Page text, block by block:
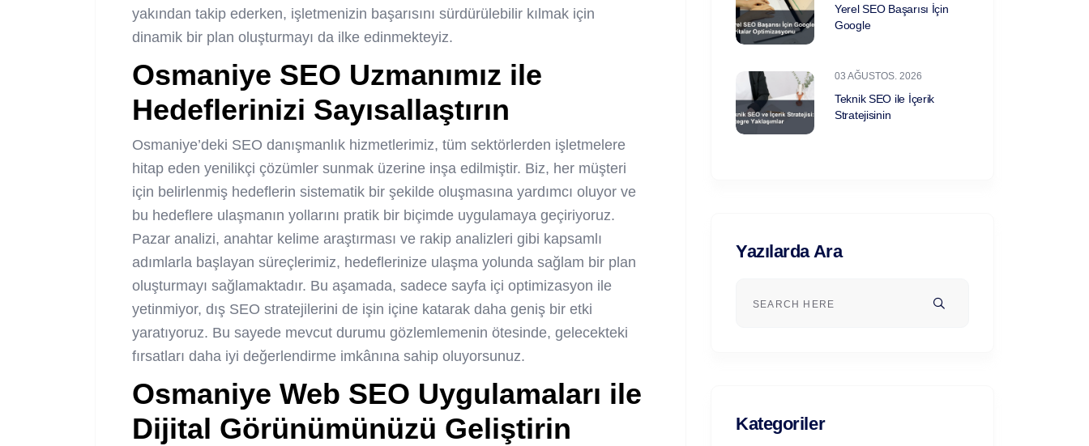
yakından takip ederken, işletmenizin başarısını sürdürülebilir kılmak için
dinamik bir plan oluşturmayı da ilke edinmekteyiz.
Osmaniye SEO Uzmanımız ile
Hedeflerinizi Sayısallaştırın
Osmaniye’deki SEO danışmanlık hizmetlerimiz, tüm sektörlerden işletmelere
hitap eden yenilikçi çözümler sunmak üzerine inşa edilmiştir. Biz, her müşteri
için belirlenmiş hedeflerin sistematik bir şekilde oluşmasına yardımcı oluyor ve
bu hedeflere ulaşmanın yollarını pratik bir biçimde uygulamaya geçiriyoruz.
Pazar analizi, anahtar kelime araştırması ve rakip analizleri gibi kapsamlı
adımlarla başlayan süreçlerimiz, hedeflerinize ulaşma yolunda sağlam bir plan
oluşturmayı sağlamaktadır. Bu aşamada, sadece sayfa içi optimizasyon ile
yetinmiyor, dış SEO stratejilerini de işin içine katarak daha geniş bir etki
yaratıyoruz. Bu sayede mevcut durumu gözlemlemenin ötesinde, gelecekteki
fırsatları daha iyi değerlendirme imkânına sahip oluyorsunuz.
Osmaniye Web SEO Uygulamaları ile
Dijital Görünümünüzü Geliştirin
Yerel SEO Başarısı İçin
Google
03 AĞUSTOS. 2026
Teknik SEO ile İçerik
Stratejisinin
Yazılarda Ara
Kategoriler